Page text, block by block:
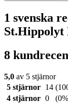
1 svenska
8
5,0 av 5 stjärnor
5 stjärnor
14
4 stjärnor 0